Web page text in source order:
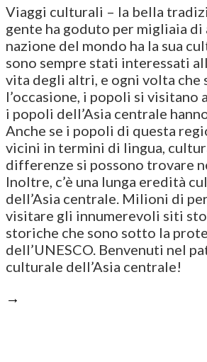
Viaggi culturali – la bella
gente ha goduto per migliaia di
nazione del mondo ha la sua
sono sempre stati interessati
vita degli altri, e ogni volta che
l’occasione, i popoli si visitano
i popoli dell’Asia centrale
Anche se i popoli di questa
vicini in termini di lingua,
differenze si possono trovare
Inoltre, c’è una lunga eredità
dell’Asia centrale. Milioni di
visitare gli innumerevoli siti
storiche che sono sotto la
dell’UNESCO. Benvenuti nel
culturale dell’Asia centrale!
→